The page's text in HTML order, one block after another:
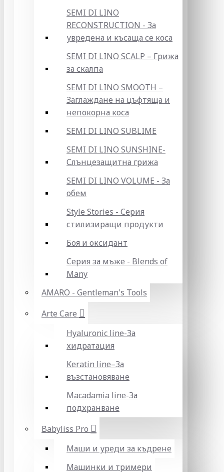
SEMI DI LINO
RECONSTRUCTION - За
увредена и късаща се коса
SEMI DI LINO SCALP – Грижа
за скалпа
SEMI DI LINO SMOOTH –
Заглаждане на цъфтяща и
непокорна коса
SEMI DI LINO SUBLIME
SEMI DI LINO SUNSHINE-
Слънцезащитна грижа
SEMI DI LINO VOLUME - За
обем
Style Stories - Серия
стилизиращи продукти
Боя и оксидант
Серия за мъже - Blends of
Many
AMARO - Gentleman's Tools
Arte Care
Hyaluronic line-За
хидратация
Keratin line–За
възстановяване
Macadamia line-За
подхранване
Babyliss Pro
Маши и уреди за къдрене
Машинки и тримери